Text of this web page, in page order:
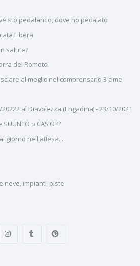
sto pedalando, dove ho pedalato
Libera
salute?
del Romotoi
al meglio nel comprensorio 3 cime
al Diavolezza (Engadina) - 23/10/2021
o CASIO??
giorno nell'attesa...
neve, impianti, piste